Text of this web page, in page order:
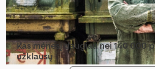
Kas mėnesį daugiau nei 140 000
užklausų